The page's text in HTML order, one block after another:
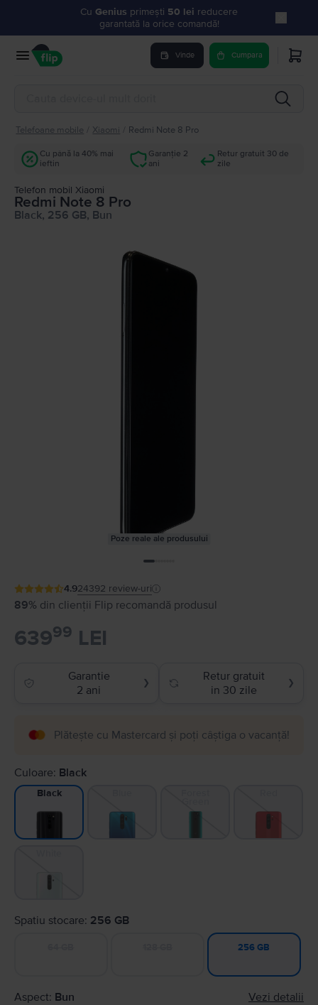
Cu Genius primești 50 lei reducere
garantată la orice comandă!
Vinde Cumpara
Telefoane mobile Xiaomi Redmi Note 8 Pro
Cu până la 40% mai
ieftin
Garanție 2
ani
Retur gratuit 30 de
zile
Telefon mobil Xiaomi
Redmi Note 8 Pro
Black, 256 GB, Bun
Poze reale ale produsului
4.924392 review-uri
89% din clienții Flip recomandă produsul
63999 LEI
Garantie
2 ani
❯
Retur gratuit
in 30 zile
❯
Plătește cu Mastercard și poți câștiga o vacanță!
Culoare: Black
Black
Spatiu stocare: 256 GB
256 GB
Aspect: Bun Vezi detalii